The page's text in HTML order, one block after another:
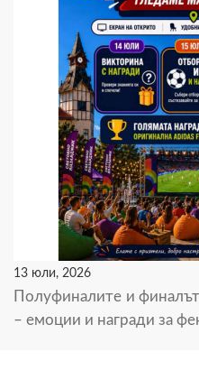
13 юли, 2026
Полуфиналите и
– емоции и награди за